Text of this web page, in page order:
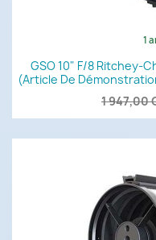
1
GSO 10" F/8 Ritchey-
(article De
1 947,00